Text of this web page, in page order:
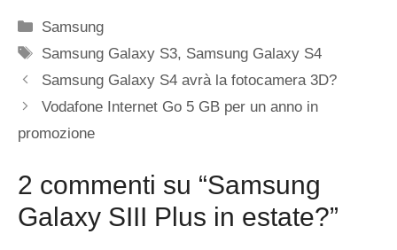
Categorie
Samsung
Tag
Samsung Galaxy S3, Samsung Galaxy S4
Samsung Galaxy S4 avrà la fotocamera 3D?
Vodafone Internet Go 5 GB per un anno in
promozione
2 commenti su “Samsung
Galaxy SIII Plus in estate?”